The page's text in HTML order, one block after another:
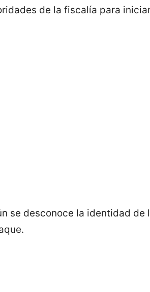
de la fiscalía para
se desconoce la identidad de